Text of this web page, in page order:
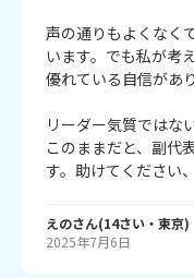
声の通りもよくなく
います。でも私が考
優れている自信があ
リーダー気質ではな
このままだと、副代
す。助けてください、
えのさん(14さい・ 東京)
2025年7月6日